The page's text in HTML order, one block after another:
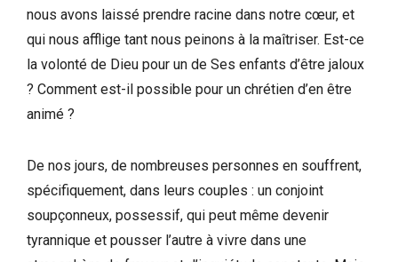
nous avons laissé prendre racine dans notre cœur, et
qui nous afflige tant nous peinons à la maîtriser. Est-ce
la volonté de Dieu pour un de Ses enfants d’être jaloux
? Comment est-il possible pour un chrétien d’en être
animé ?
De nos jours, de nombreuses personnes en souffrent,
spécifiquement, dans leurs couples : un conjoint
soupçonneux, possessif, qui peut même devenir
tyrannique et pousser l’autre à vivre dans une